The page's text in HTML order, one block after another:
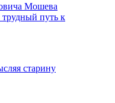
Мошева
путь к
старину